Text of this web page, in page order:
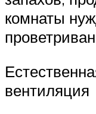
комнаты
вентиляция